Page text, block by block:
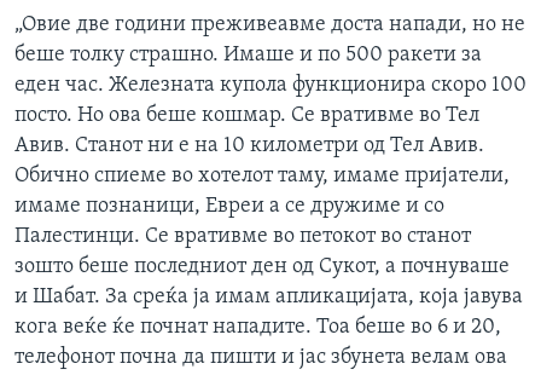
„Овие две години преживеавме доста напади, но не
беше толку страшно. Имаше и по 500 ракети за
еден час. Железната купола функционира скоро 100
посто. Но ова беше кошмар. Се вративме во Тел
Авив. Станот ни е на 10 километри од Тел Авив.
Обично спиеме во хотелот таму, имаме пријатели,
имаме познаници, Евреи а се дружиме и со
Палестинци. Се вративме во петокот во станот
зошто беше последниот ден од Сукот, а почнуваше
и Шабат. За среќа ја имам апликацијата, која јавува
кога веќе ќе почнат нападите. Тоа беше во 6 и 20,
телефонот почна да пишти и јас збунета велам ова